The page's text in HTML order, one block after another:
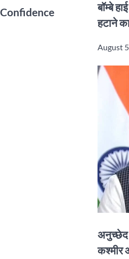
बॉम्बे
हटाने
August
अनुच्छेद
कश्मीर